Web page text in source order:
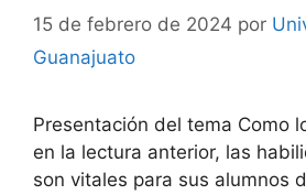
15 de febrero de 2024 por
Guanajuato
Presentación del tema Como
en la lectura anterior, las
son vitales para sus alumnos